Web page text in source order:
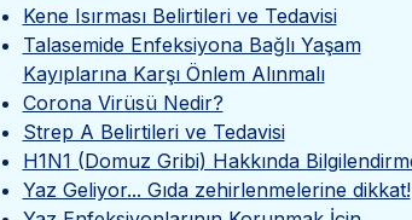
Kene Isırması Belirtileri ve Tedavisi
Talasemide Enfeksiyona Bağlı Yaşam
Kayıplarına Karşı Önlem Alınmalı
Corona Virüsü Nedir?
Strep A Belirtileri ve Tedavisi
H1N1 (Domuz Gribi) Hakkında
Yaz Geliyor... Gıda zehirlenmelerine dikkat!